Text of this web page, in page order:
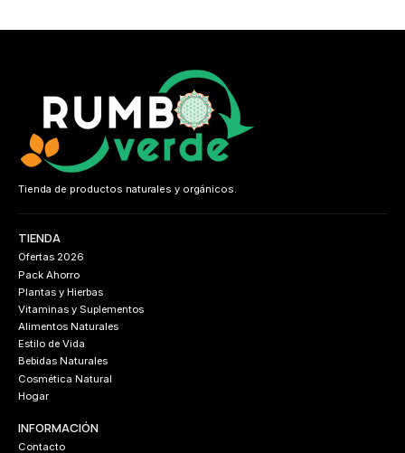
Tienda de productos naturales y orgánicos.
TIENDA
Ofertas 2026
Pack Ahorro
Plantas y Hierbas
Vitaminas y Suplementos
Alimentos Naturales
Estilo de Vida
Bebidas Naturales
Cosmética Natural
Hogar
INFORMACIÓN
Contacto